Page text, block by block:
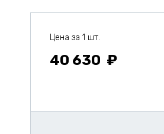
Цена за 1 шт.
40 630